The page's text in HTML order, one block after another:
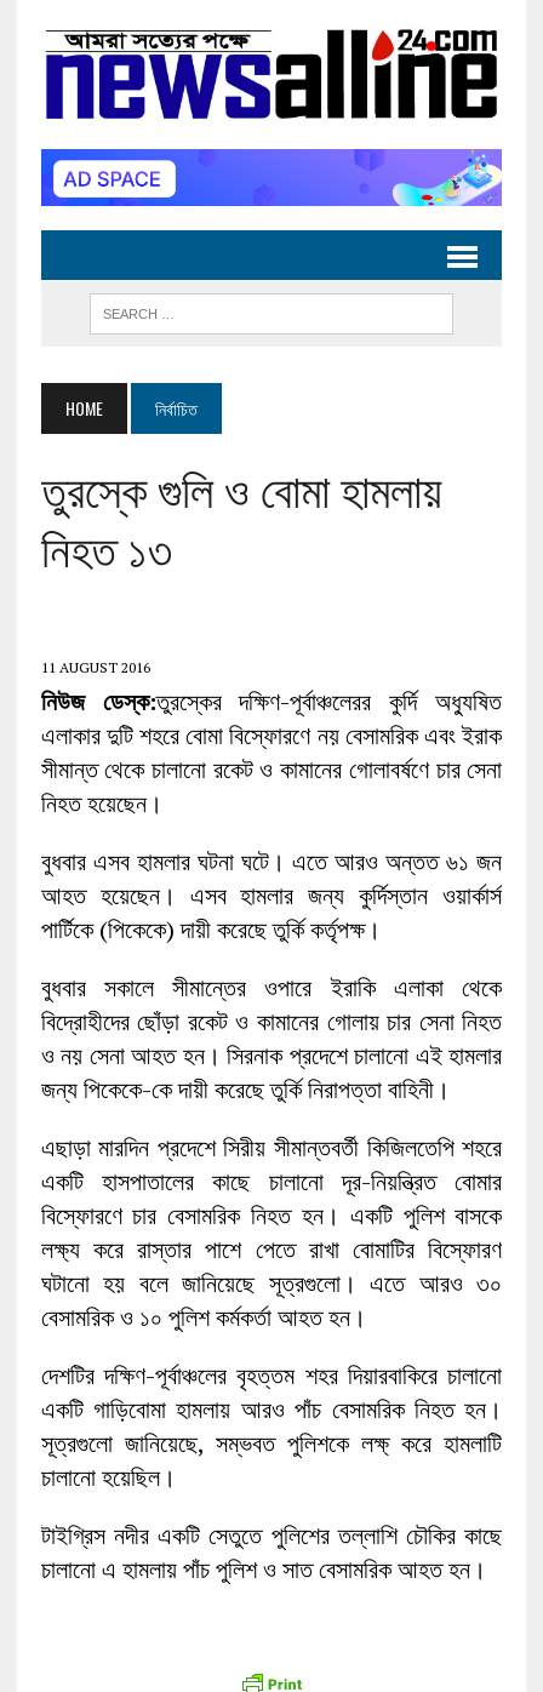
HOME নির্বাচিত
তুরস্কে গুলি ও বোমা হামলায়
নিহত ১৩
11 AUGUST 2016
নিউজ ডেস্ক:তুরস্কের দক্ষিণ-পূর্বাঞ্চলেরর কুর্দি অধ্যুষিত
এলাকার দুটি শহরে বোমা বিস্ফোরণে নয় বেসামরিক এবং ইরাক
সীমান্ত থেকে চালানো রকেট ও কামানের গোলাবর্ষণে চার সেনা
নিহত হয়েছেন।
বুধবার এসব হামলার ঘটনা ঘটে। এতে আরও অন্তত ৬১ জন
আহত হয়েছেন। এসব হামলার জন্য কুর্দিস্তান ওয়ার্কার্স
পার্টিকে (পিকেকে) দায়ী করেছে তুর্কি কর্তৃপক্ষ।
বুধবার সকালে সীমান্তের ওপারে ইরাকি এলাকা থেকে
বিদ্রোহীদের ছোঁড়া রকেট ও কামানের গোলায় চার সেনা নিহত
ও নয় সেনা আহত হন। সিরনাক প্রদেশে চালানো এই হামলার
জন্য পিকেকে-কে দায়ী করেছে তুর্কি নিরাপত্তা বাহিনী।
এছাড়া মারদিন প্রদেশে সিরীয় সীমান্তবর্তী কিজিলতেপি শহরে
একটি হাসপাতালের কাছে চালানো দূর-নিয়ন্ত্রিত বোমার
বিস্ফোরণে চার বেসামরিক নিহত হন। একটি পুলিশ বাসকে
লক্ষ্য করে রাস্তার পাশে পেতে রাখা বোমাটির বিস্ফোরণ
ঘটানো হয় বলে জানিয়েছে সূত্রগুলো। এতে আরও ৩০
বেসামরিক ও ১০ পুলিশ কর্মকর্তা আহত হন।
দেশটির দক্ষিণ-পূর্বাঞ্চলের বৃহত্তম শহর দিয়ারবাকিরে চালানো
একটি গাড়িবোমা হামলায় আরও পাঁচ বেসামরিক নিহত হন।
সূত্রগুলো জানিয়েছে, সম্ভবত পুলিশকে লক্ষ্ করে হামলাটি
চালানো হয়েছিল।
টাইগ্রিস নদীর একটি সেতুতে পুলিশের তল্লাশি চৌকির কাছে
চালানো এ হামলায় পাঁচ পুলিশ ও সাত বেসামরিক আহত হন।